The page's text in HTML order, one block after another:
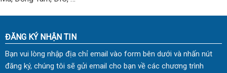
ĐĂNG KÝ NHẬN TIN
Bạn vui lòng nhập địa chỉ email vào form bên dưới và nhấn nút
đăng ký, chúng tôi sẽ gửi email cho bạn về các chương trình